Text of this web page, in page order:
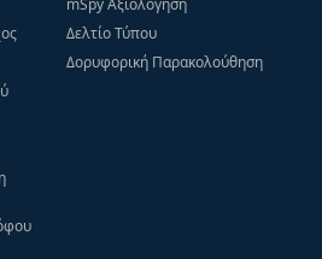
mSpy Αξιολόγηση
Δελτίο Τύπου
Δορυφορική Παρακολούθηση